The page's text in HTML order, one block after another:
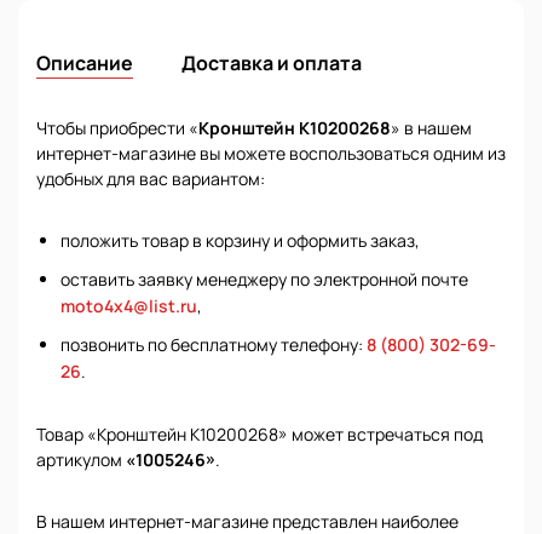
Описание Доставка и оплата
Чтобы приобрести «Кронштейн K10200268» в нашем
интернет-магазине вы можете воспользоваться одним из
удобных для вас вариантом:
положить товар в корзину и оформить заказ,
оставить заявку менеджеру по электронной почте
moto4x4@list.ru,
позвонить по бесплатному телефону: 8 (800) 302-69-
26.
Товар «Кронштейн K10200268» может встречаться под
артикулом «1005246».
В нашем интернет-магазине представлен наиболее